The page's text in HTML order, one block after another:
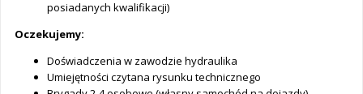
posiadanych kwalifikacji)
Oczekujemy:
Doświadczenia w zawodzie hydraulika
Umiejętności czytana rysunku technicznego